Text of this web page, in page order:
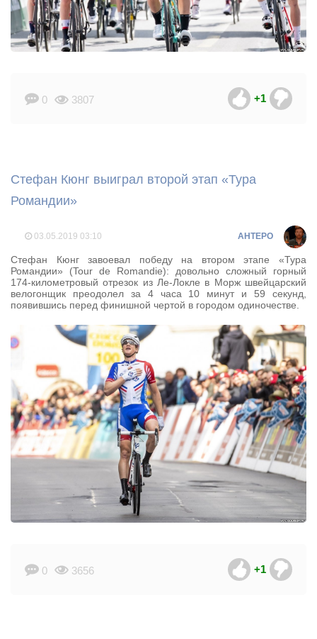
0 3807 +1
Стефан Кюнг выиграл второй этап «Тура
Романдии»
03.05.2019 03:10 AHTEPO
Стефан Кюнг завоевал победу на втором этапе «Тура
Романдии» (Tour de Romandie): довольно сложный горный
174-километровый отрезок из Ле-Локле в Морж швейцарский
велогонщик преодолел за 4 часа 10 минут и 59 секунд,
появившись перед финишной чертой в городом одиночестве.
0 3656 +1